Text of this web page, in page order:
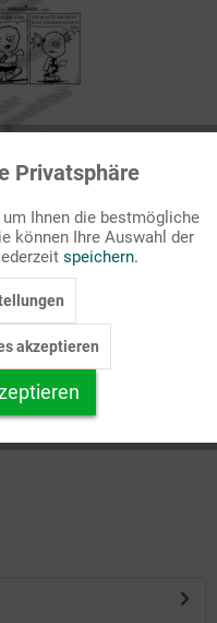
aus.
mit/ohne Text ...
Aktiv
Inaktiv
Inaktiv
Privatsphäre
Ihnen die bestmögliche
können Ihre Auswahl der
speichern.
akzeptieren